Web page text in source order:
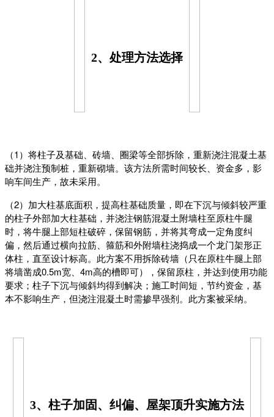
2、处理方法选择
（1）将柱子及基础、砖墙、圈梁等全部拆除，重新浇注混凝土基
础并浇注预制桩，重新砌墙。该方法所需时间较长、资金多，影
响车间生产，故未采用。
（2）加大柱基底面积，提高柱基础质量，即在下沉与倾斜较严重
的柱子外部加大柱基础，并浇注钢筋混凝土附墙柱至原柱牛腿
时，将牛腿上部短柱破碎，保留钢筋，并将其弯成一定角度纠
偏，然后通过横向拉筋、箍筋和外附墙柱浇捣成一个龙门架形正
体柱，直至设计标高。此方案不用拆除砖墙（只在原柱牛腿上部
将墙凿成0.5m宽、4m高的槽即可），保留原柱，并达到使用功能
要求；柱子下沉与倾斜均得到解决；施工时间短，节约资金，基
本不影响生产，但浇注混凝土时需掺早强剂。此方案被采纳。
3、柱子加固、纠偏、屋架顶升实施方法